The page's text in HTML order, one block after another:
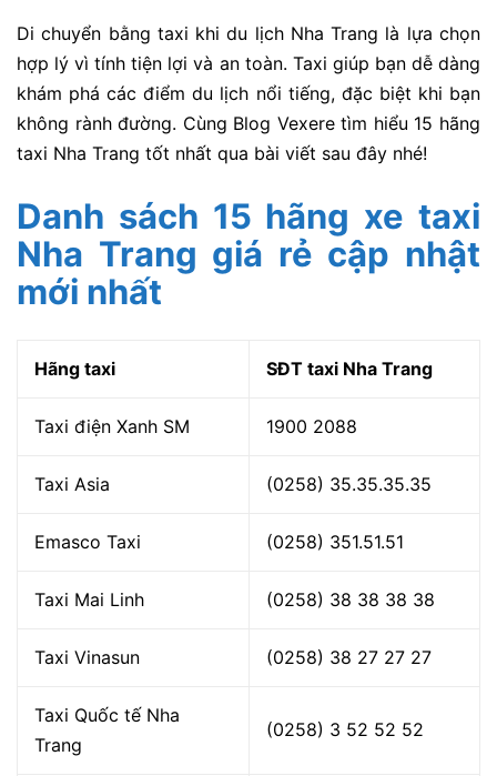
Di chuyển bằng taxi khi du lịch Nha Trang là lựa chọn
hợp lý vì tính tiện lợi và an toàn. Taxi giúp bạn dễ dàng
khám phá các điểm du lịch nổi tiếng, đặc biệt khi bạn
không rành đường. Cùng Blog Vexere tìm hiểu 15 hãng
taxi Nha Trang tốt nhất qua bài viết sau đây nhé!
Danh sách 15 hãng xe taxi
Nha Trang giá rẻ cập nhật
mới nhất
Hãng taxi SĐT taxi Nha Trang
Taxi điện Xanh SM 1900 2088
Taxi Asia (0258) 35.35.35.35
Emasco Taxi (0258) 351.51.51
Taxi Mai Linh (0258) 38 38 38 38
Taxi Vinasun (0258) 38 27 27 27
Taxi Quốc tế Nha
Trang
(0258) 3 52 52 52